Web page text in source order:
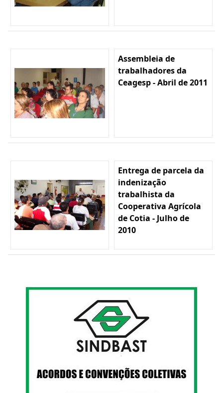
Assembleia de
trabalhadores da
Ceagesp - Abril de 2011
Entrega de parcela da
indenização
trabalhista da
Cooperativa Agrícola
de Cotia - Julho de
2010